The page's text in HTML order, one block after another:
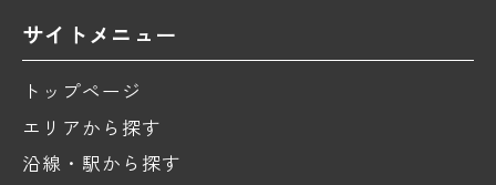
サイトメニュー
トップページ
エリアから探す
沿線・駅から探す